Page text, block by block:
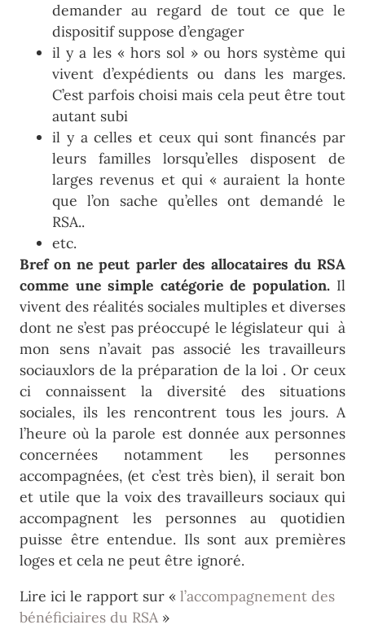
demander au regard de tout ce que le
dispositif suppose d’engager
il y a les « hors sol » ou hors système qui
vivent d’expédients ou dans les marges.
C’est parfois choisi mais cela peut être tout
autant subi
il y a celles et ceux qui sont financés par
leurs familles lorsqu’elles disposent de
larges revenus et qui « auraient la honte
que l’on sache qu’elles ont demandé le
RSA..
etc.
Bref on ne peut parler des allocataires du RSA
comme une simple catégorie de population.Il
vivent des réalités sociales multiples et diverses
dont ne s’est pas préoccupé le législateur qui à
mon sens n’avait pas associé les travailleurs
sociauxlors de la préparation de la loi . Or ceux
ci connaissent la diversité des situations
sociales, ils les rencontrent tous les jours. A
l’heure où la parole est donnée aux personnes
concernées notamment les personnes
accompagnées, (et c’est très bien), il serait bon
et utile que la voix des travailleurs sociaux qui
accompagnent les personnes au quotidien
puisse être entendue. Ils sont aux premières
loges et cela ne peut être ignoré.
Lire ici le rapport sur « l’accompagnement des
bénéficiaires du RSA »